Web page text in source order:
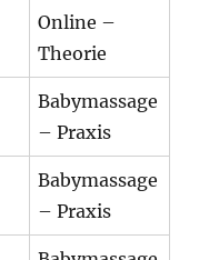
Online –
Theorie
Babymassage
– Praxis
Babymassage
– Praxis